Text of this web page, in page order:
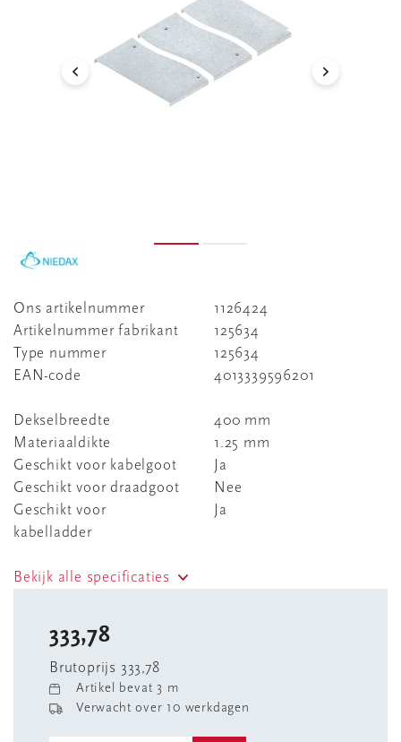
Ons artikelnummer
1126424
Artikelnummer fabrikant
125634
Type nummer
125634
EAN-code
4013339596201
Dekselbreedte
400 mm
Materiaaldikte
1.25 mm
Geschikt voor kabelgoot
Ja
Geschikt voor draadgoot
Nee
Geschikt voor
kabelladder
Ja
Bekijk alle specificaties
333,78
Brutoprijs 333,78
Artikel bevat 3 m
Verwacht over 10 werkdagen